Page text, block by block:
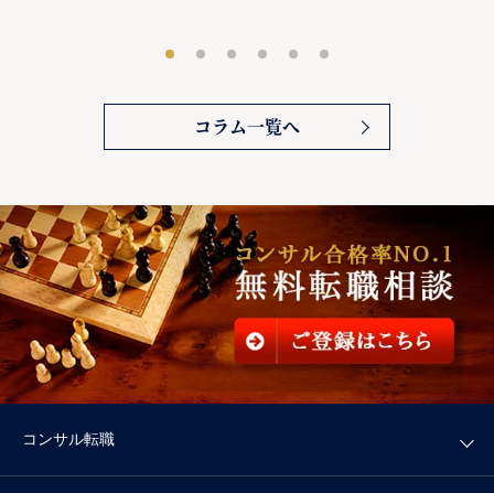
コラム一覧へ
コンサル転職